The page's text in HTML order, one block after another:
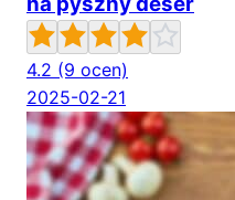
4.2 (9 ocen)
2025-02-21